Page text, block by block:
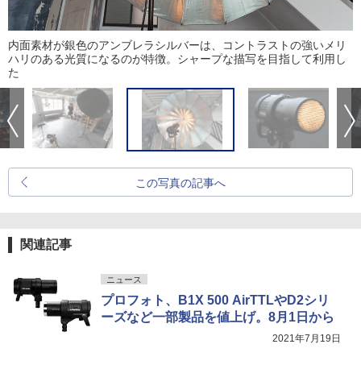
内面素材が銀色のアンブレラシルバーは、コントラストの強いメリ
ハリのある光質になるのが特徴。シャープな描写を目指して利用し
た
この写真の記事へ
関連記事
ニュース
プロフォト、B1X 500 AirTTLやD2シリ
ーズなど一部製品を値上げ。8月1日から
2021年7月19日